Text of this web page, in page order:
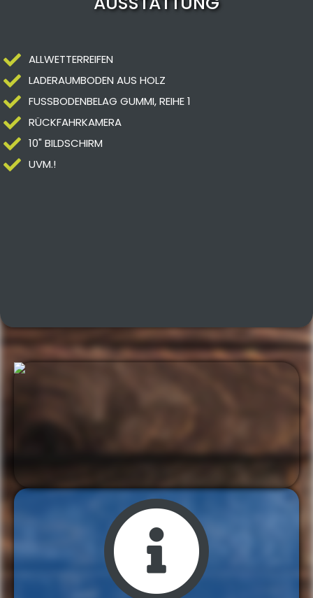
ALLWETTERREIFEN
LADERAUMBODEN AUS HOLZ
FUSSBODENBELAG GUMMI, REIHE 1
RÜCKFAHRKAMERA
10" BILDSCHIRM
UVM.!